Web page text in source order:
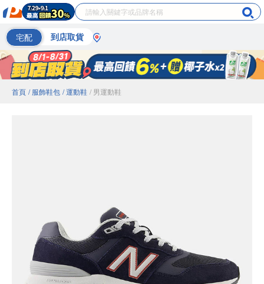
宅配 到店取貨
首頁 / 服飾鞋包 / 運動鞋 / 男運動鞋